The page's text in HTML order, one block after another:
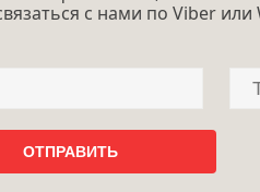
с нами по Viber или